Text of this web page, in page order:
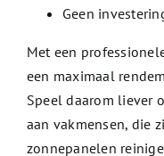
Geen
Met een
een maximaal
Speel daarom liever
aan vakmensen, die
zonnepanelen